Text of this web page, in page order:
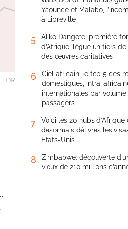
DR
Yaoundé et Malabo,
à Libreville
5
Aliko Dangote, première
d’Afrique, lègue un tiers
des œuvres caritatives
6
Ciel africain: le top 5 des
domestiques, intra-
internationales par volume
passagers
7
Voici les 20 hubs d’Afrique
désormais délivrés les
États-Unis
8
Zimbabwe: découverte
vieux de 210 millions